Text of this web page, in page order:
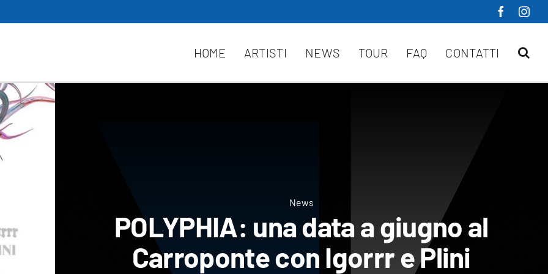
HOME ARTISTI NEWS TOUR FAQ CONTATTI
News
POLYPHIA: una data a giugno al
Carroponte con Igorrr e Plini